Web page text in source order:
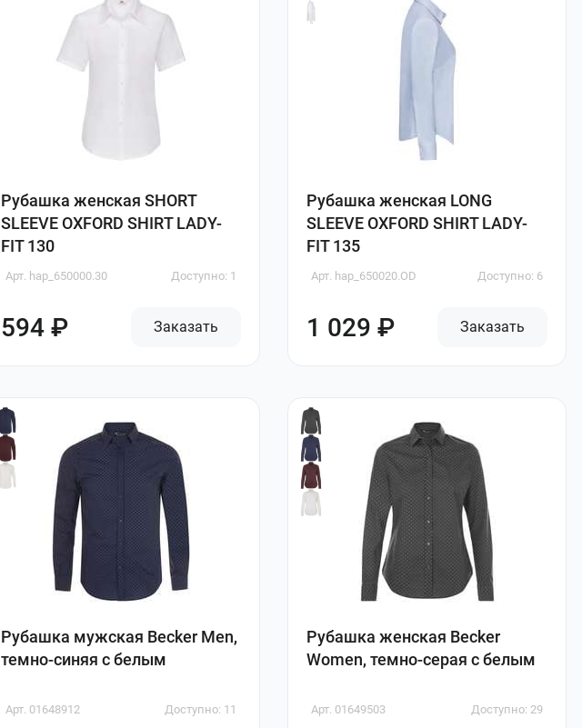
Рубашка женская SHORT
SLEEVE OXFORD SHIRT LADY-
FIT 130
Арт. hap_650000.30 Доступно: 1
594 ₽ Заказать
Рубашка женская LONG
SLEEVE OXFORD SHIRT LADY-
FIT 135
Арт. hap_650020.OD Доступно: 6
1 029 ₽ Заказать
Рубашка мужская Becker Men,
темно-синяя с белым
Арт. 01648912 Доступно: 11
Рубашка женская Becker
Women, темно-серая с белым
Арт. 01649503 Доступно: 29